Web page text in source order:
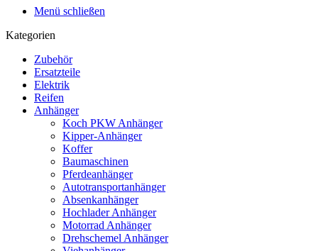
Menü schließen
Kategorien
Zubehör
Ersatzteile
Elektrik
Reifen
Anhänger
Koch PKW Anhänger
Kipper-Anhänger
Koffer
Baumaschinen
Pferdeanhänger
Autotransportanhänger
Absenkanhänger
Hochlader Anhänger
Motorrad Anhänger
Drehschemel Anhänger